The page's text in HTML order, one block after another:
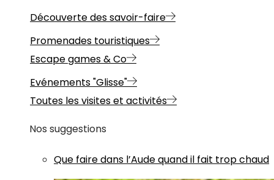
Découverte des savoir-faire
Promenades touristiques
Escape games & Co
Evénements "Glisse"
Toutes les visites et activités
Nos suggestions
Que faire dans l’Aude quand il fait trop chaud